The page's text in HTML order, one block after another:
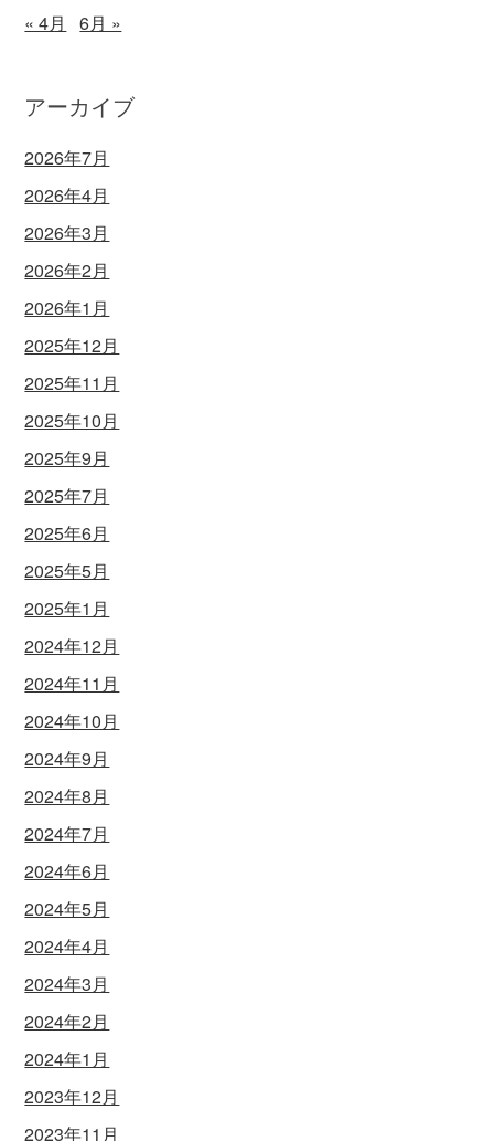
« 4月 6月 »
アーカイブ
2026年7月
2026年4月
2026年3月
2026年2月
2026年1月
2025年12月
2025年11月
2025年10月
2025年9月
2025年7月
2025年6月
2025年5月
2025年1月
2024年12月
2024年11月
2024年10月
2024年9月
2024年8月
2024年7月
2024年6月
2024年5月
2024年4月
2024年3月
2024年2月
2024年1月
2023年12月
2023年11月